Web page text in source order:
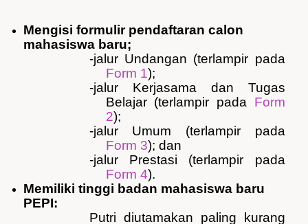
Mengisi formulir pendaftaran calon
mahasiswa baru;
-jalurUndangan (terlampir pada
Form 1);
-jalur
Kerjasama dan Tugas
Belajar(terlampir pada Form
2);
-jalur Umum (terlampirpada
Form 3); dan
-jalur Prestasi (terlampir pada
Form 4).
Memiliki tinggi badan mahasiswa baru
PEPI:
Putri diutamakan paling
kurang